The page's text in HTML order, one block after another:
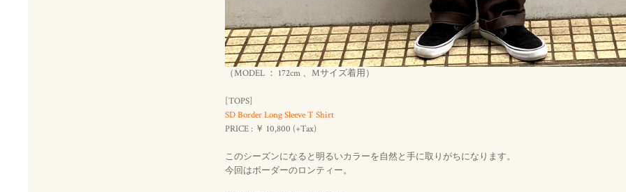
（MODEL ： 172cm 、Mサイズ着用）
[TOPS]
SD Border Long Sleeve T Shirt
PRICE : ￥ 10,800 (+Tax)
このシーズンになると明るいカラーを自然と手に取りがちになります。
今回はボーダーのロンティー。